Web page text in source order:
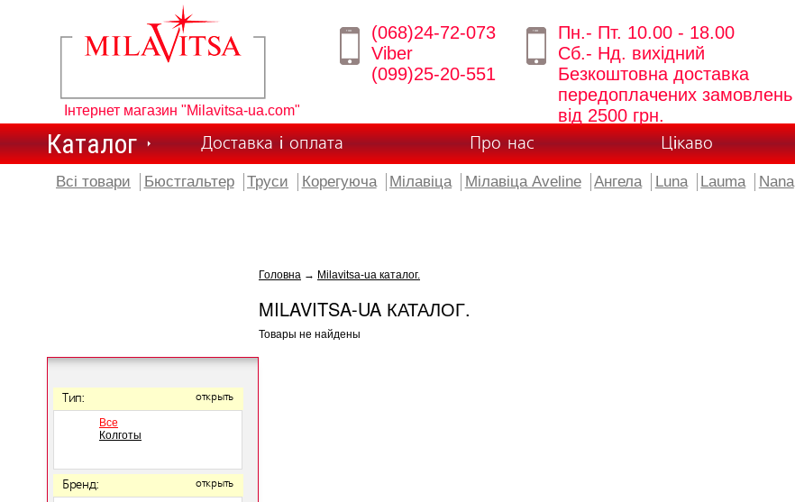
Інтернет магазин "Milavitsa-ua.com"
(068)24-72-073
Viber
(099)25-20-551
Пн.- Пт. 10.00 - 18.00
Сб.- Нд. вихідний
Безкоштовна доставка
передоплачених замовлень
від 2500 грн.
Каталог Доставка і оплата Про нас Цікаво
Всі товари Бюстгальтер Труси Корегуюча Мілавіца Мілавіца Aveline Ангела Luna Lauma Nana
Тип: открыть
Все
Колготы
Бренд: открыть
Головна → Milavitsa-ua каталог.
MILAVITSA-UA КАТАЛОГ.
Товары не найдены